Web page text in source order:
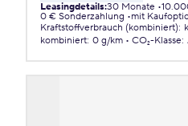
Leasingdetails:30 Monate
0 € Sonderzahlung
mit
Kraftstoffverbrauch (kombiniert):
kombiniert: 0 g/km CO₂-Klasse: